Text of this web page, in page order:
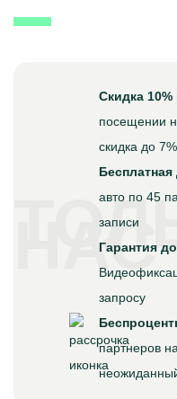
Скидка 10%
посещении
скидка до 7%
Бесплатная
авто по 45
записи
Гарантия
запросу
партнеров
НАС